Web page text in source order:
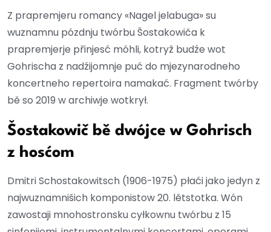
Z prapremjeru romancy «Nagel jelabuga» su
wuznamnu pózdnju twórbu Šostakowiča k
prapremjerje přinjesć móhli, kotryž budźe wot
Gohrischa z nadźijomnje puć do mjezynarodneho
koncertneho repertoira namakać. Fragment twórby
bě so 2019 w archiwje wotkrył.
Šostakowič bě dwójce w Gohrisch
z hosćom
Dmitri Schostakowitsch (1906-1975) płaći jako jedyn z
najwuznamnišich komponistow 20. lětstotka. Wón
zawostaji mnohostronsku cyłkownu twórbu z 15